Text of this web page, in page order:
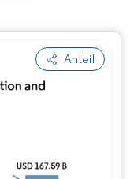
Anteil